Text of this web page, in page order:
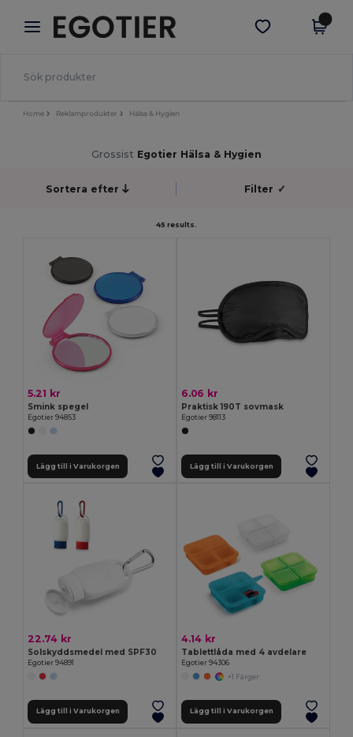
× Egotier-app
Bättre priser i appen!
Hämta app
Home Reklamprodukter Hälsa & Hygien
Grossist Egotier Hälsa & Hygien
Sortera efter Filter ✓
45 results.
5.21 kr
Smink spegel
Egotier 94853
Lägg till i Varukorgen
6.06 kr
Praktisk 190T sovmask
Egotier 98113
Lägg till i Varukorgen
22.74 kr
Solskyddsmedel med SPF30
Egotier 94891
Lägg till i Varukorgen
4.14 kr
Tablettlåda med 4 avdelare
Egotier 94306
+1 Färger
Lägg till i Varukorgen